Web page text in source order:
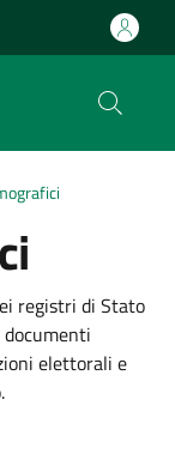
registri di Stato
elettorali e